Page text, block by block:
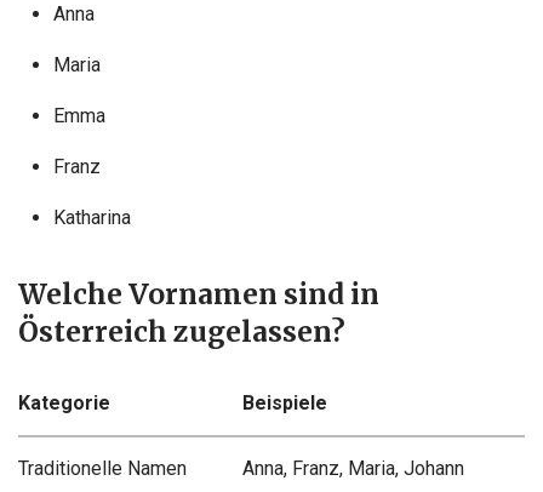
Anna
Maria
Emma
Franz
Katharina
Welche Vornamen sind in
Österreich zugelassen?
Kategorie Beispiele
Traditionelle Namen Anna, Franz, Maria, Johann